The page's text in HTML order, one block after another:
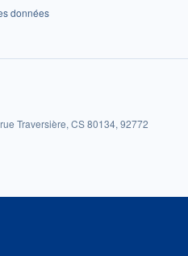
données
Traversière, CS 80134, 92772